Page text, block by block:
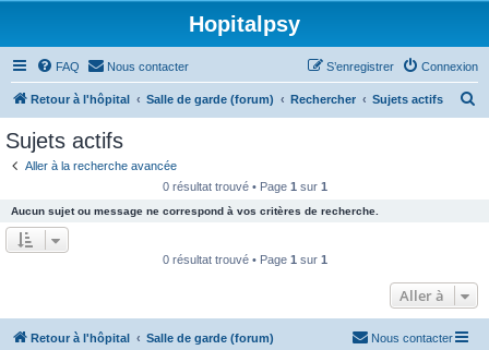
Hopitalpsy
FAQ Nous contacter Connexion
S’enregistrer
Retour à l'hôpital Salle de garde (forum) Rechercher Sujets actifs
e
Sujets actifs
Aller à la recherche avancée
0 résultat trouvé • Page 1 sur 1
Aucun sujet ou message ne correspond à vos critères de recherche.
0 résultat trouvé • Page 1 sur 1
Aller à
Retour à l'hôpital Salle de garde (forum) Nous contacter